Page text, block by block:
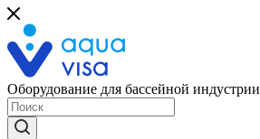
Оборудование для бассейной индустрии